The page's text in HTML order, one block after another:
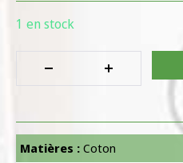
1 en stock
Matières : Coton